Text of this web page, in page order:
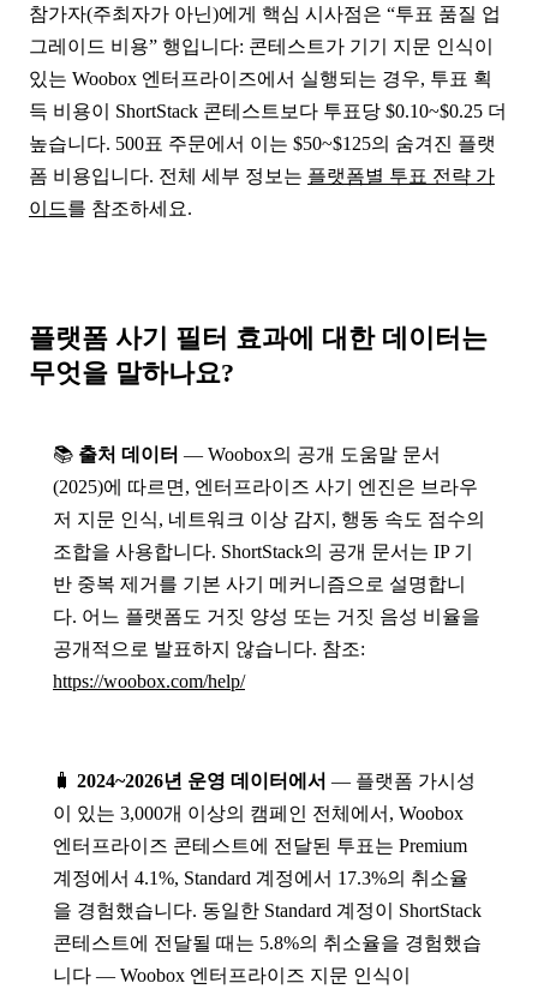
참가자(주최자가 아닌)에게 핵심 시사점은 “투표 품질 업
그레이드 비용” 행입니다: 콘테스트가 기기 지문 인식이
있는 Woobox 엔터프라이즈에서 실행되는 경우, 투표 획
득 비용이 ShortStack 콘테스트보다 투표당 $0.10~$0.25 더
높습니다. 500표 주문에서 이는 $50~$125의 숨겨진 플랫
폼 비용입니다. 전체 세부 정보는 플랫폼별 투표 전략 가
이드를 참조하세요.
플랫폼 사기 필터 효과에 대한 데이터는
무엇을 말하나요?
📚 출처 데이터 — Woobox의 공개 도움말 문서
(2025)에 따르면, 엔터프라이즈 사기 엔진은 브라우
저 지문 인식, 네트워크 이상 감지, 행동 속도 점수의
조합을 사용합니다. ShortStack의 공개 문서는 IP 기
반 중복 제거를 기본 사기 메커니즘으로 설명합니
다. 어느 플랫폼도 거짓 양성 또는 거짓 음성 비율을
공개적으로 발표하지 않습니다. 참조:
https://woobox.com/help/
🧳 2024~2026년 운영 데이터에서 — 플랫폼 가시성
이 있는 3,000개 이상의 캠페인 전체에서, Woobox
엔터프라이즈 콘테스트에 전달된 투표는 Premium
계정에서 4.1%, Standard 계정에서 17.3%의 취소율
을 경험했습니다. 동일한 Standard 계정이 ShortStack
콘테스트에 전달될 때는 5.8%의 취소율을 경험했습
니다 — Woobox 엔터프라이즈 지문 인식이